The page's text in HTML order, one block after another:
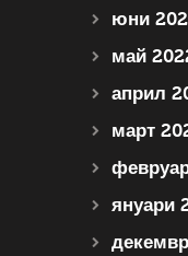
юни
май
април
март
януари